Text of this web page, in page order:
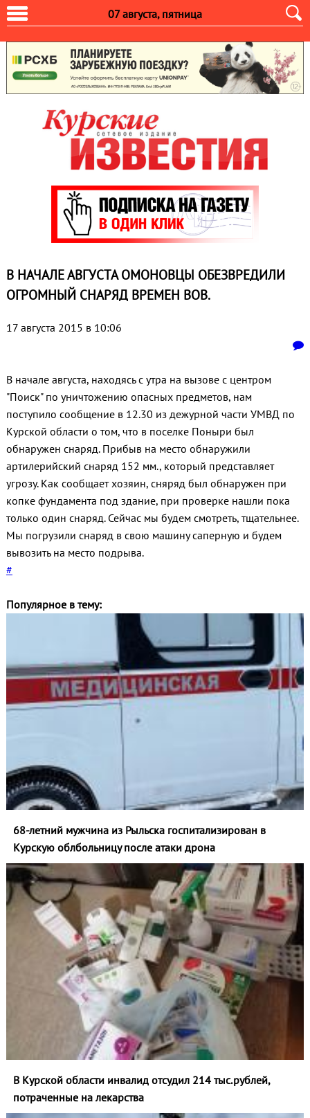
07 августа, пятница
В НАЧАЛЕ АВГУСТА ОМОНОВЦЫ ОБЕЗВРЕДИЛИ
ОГРОМНЫЙ СНАРЯД ВРЕМЕН ВОВ.
17 августа 2015 в 10:06
В начале августа, находясь с утра на вызове с центром
"Поиск" по уничтожению опасных предметов, нам
поступило сообщение в 12.30 из дежурной части УМВД по
Курской области о том, что в поселке Поныри был
обнаружен снаряд. Прибыв на место обнаружили
артилерийский снаряд 152 мм., который представляет
угрозу. Как сообщает хозяин, сняряд был обнаружен при
копке фундамента под здание, при проверке нашли пока
только один снаряд. Сейчас мы будем смотреть, тщательнее.
Мы погрузили снаряд в свою машину саперную и будем
вывозить на место подрыва.
#
Популярное в тему:
68-летний мужчина из Рыльска госпитализирован в
Курскую облбольницу после атаки дрона
В Курской области инвалид отсудил 214 тыс.рублей,
потраченные на лекарства